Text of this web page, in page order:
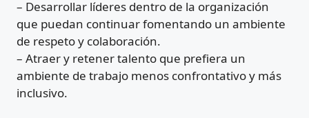
– Desarrollar líderes dentro de la organización
que puedan continuar fomentando un ambiente
de respeto y colaboración.
– Atraer y retener talento que prefiera un
ambiente de trabajo menos confrontativo y más
inclusivo.